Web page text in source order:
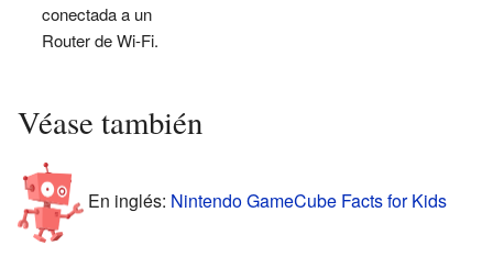
conectada a un
Router de Wi-Fi.
Véase también
En inglés: Nintendo GameCube Facts for Kids